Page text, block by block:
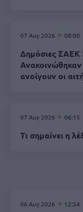
07 Αυγ 2026 08:00
Δημόσιες ΣΑΕΚ
Ανακοινώθηκαν
ανοίγουν οι
07 Αυγ 2026 06:15
Τι σημαίνει η
06 Αυγ 2026 12:54